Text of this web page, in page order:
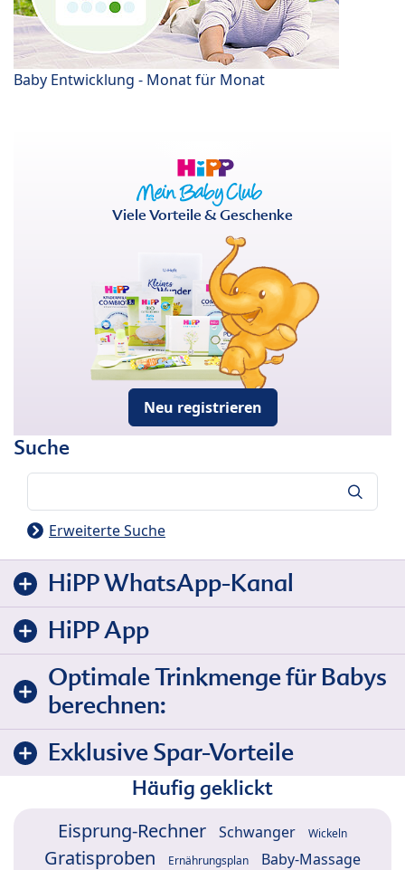
Baby Entwicklung - Monat für Monat
Viele Vorteile & Geschenke
Neu registrieren
Suche
Erweiterte Suche
HiPP WhatsApp-Kanal
HiPP App
Optimale Trinkmenge für Babys
berechnen:
Exklusive Spar-Vorteile
Häufig geklickt
Eisprung-Rechner Schwanger Wickeln
Gratisproben Ernährungsplan Baby-Massage